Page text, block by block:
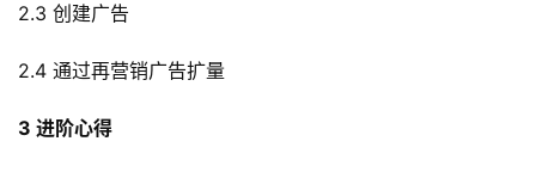
2.3 创建广告
2.4 通过再营销广告扩量
3 进阶心得